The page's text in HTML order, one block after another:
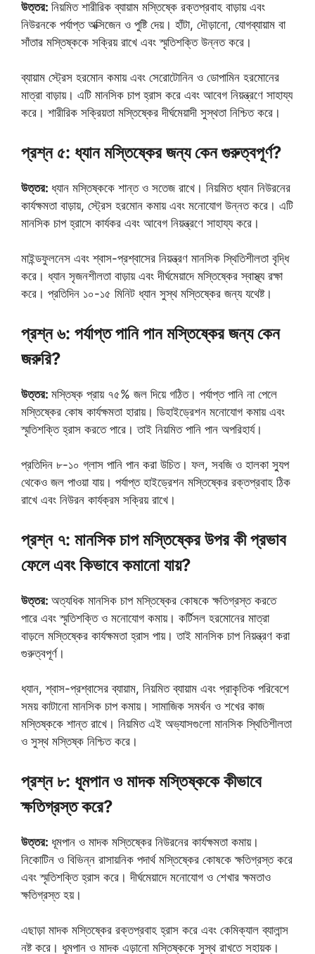
উত্তর: নিয়মিত শারীরিক ব্যায়াম মস্তিষ্কে রক্তপ্রবাহ বাড়ায় এবং
নিউরনকে পর্যাপ্ত অক্সিজেন ও পুষ্টি দেয়। হাঁটা, দৌড়ানো, যোগব্যায়াম বা
সাঁতার মস্তিষ্ককে সক্রিয় রাখে এবং স্মৃতিশক্তি উন্নত করে।
ব্যায়াম স্ট্রেস হরমোন কমায় এবং সেরোটোনিন ও ডোপামিন হরমোনের
মাত্রা বাড়ায়। এটি মানসিক চাপ হ্রাস করে এবং আবেগ নিয়ন্ত্রণে সাহায্য
করে। শারীরিক সক্রিয়তা মস্তিষ্কের দীর্ঘমেয়াদী সুস্থতা নিশ্চিত করে।
প্রশ্ন ৫: ধ্যান মস্তিষ্কের জন্য কেন গুরুত্বপূর্ণ?
উত্তর: ধ্যান মস্তিষ্ককে শান্ত ও সতেজ রাখে। নিয়মিত ধ্যান নিউরনের
কার্যক্ষমতা বাড়ায়, স্ট্রেস হরমোন কমায় এবং মনোযোগ উন্নত করে। এটি
মানসিক চাপ হ্রাসে কার্যকর এবং আবেগ নিয়ন্ত্রণে সাহায্য করে।
মাইন্ডফুলনেস এবং শ্বাস-প্রশ্বাসের নিয়ন্ত্রণ মানসিক স্থিতিশীলতা বৃদ্ধি
করে। ধ্যান সৃজনশীলতা বাড়ায় এবং দীর্ঘমেয়াদে মস্তিষ্কের স্বাস্থ্য রক্ষা
করে। প্রতিদিন ১০-১৫ মিনিট ধ্যান সুস্থ মস্তিষ্কের জন্য যথেষ্ট।
প্রশ্ন ৬: পর্যাপ্ত পানি পান মস্তিষ্কের জন্য কেন
জরুরি?
উত্তর: মস্তিষ্ক প্রায় ৭৫% জল দিয়ে গঠিত। পর্যাপ্ত পানি না পেলে
মস্তিষ্কের কোষ কার্যক্ষমতা হারায়। ডিহাইড্রেশন মনোযোগ কমায় এবং
স্মৃতিশক্তি হ্রাস করতে পারে। তাই নিয়মিত পানি পান অপরিহার্য।
প্রতিদিন ৮-১০ গ্লাস পানি পান করা উচিত। ফল, সবজি ও হালকা স্যুপ
থেকেও জল পাওয়া যায়। পর্যাপ্ত হাইড্রেশন মস্তিষ্কের রক্তপ্রবাহ ঠিক
রাখে এবং নিউরন কার্যক্রম সক্রিয় রাখে।
প্রশ্ন ৭: মানসিক চাপ মস্তিষ্কের উপর কী প্রভাব
ফেলে এবং কিভাবে কমানো যায়?
উত্তর: অত্যধিক মানসিক চাপ মস্তিষ্কের কোষকে ক্ষতিগ্রস্ত করতে
পারে এবং স্মৃতিশক্তি ও মনোযোগ কমায়। কর্টিসল হরমোনের মাত্রা
বাড়লে মস্তিষ্কের কার্যক্ষমতা হ্রাস পায়। তাই মানসিক চাপ নিয়ন্ত্রণ করা
গুরুত্বপূর্ণ।
ধ্যান, শ্বাস-প্রশ্বাসের ব্যায়াম, নিয়মিত ব্যায়াম এবং প্রাকৃতিক পরিবেশে
সময় কাটানো মানসিক চাপ কমায়। সামাজিক সমর্থন ও শখের কাজ
মস্তিষ্ককে শান্ত রাখে। নিয়মিত এই অভ্যাসগুলো মানসিক স্থিতিশীলতা
ও সুস্থ মস্তিষ্ক নিশ্চিত করে।
প্রশ্ন ৮: ধূমপান ও মাদক মস্তিষ্ককে কীভাবে
ক্ষতিগ্রস্ত করে?
উত্তর: ধূমপান ও মাদক মস্তিষ্কের নিউরনের কার্যক্ষমতা কমায়।
নিকোটিন ও বিভিন্ন রাসায়নিক পদার্থ মস্তিষ্কের কোষকে ক্ষতিগ্রস্ত করে
এবং স্মৃতিশক্তি হ্রাস করে। দীর্ঘমেয়াদে মনোযোগ ও শেখার ক্ষমতাও
ক্ষতিগ্রস্ত হয়।
এছাড়া মাদক মস্তিষ্কের রক্তপ্রবাহ হ্রাস করে এবং কেমিক্যাল ব্যালান্স
নষ্ট করে। ধূমপান ও মাদক এড়ানো মস্তিষ্ককে সুস্থ রাখতে সহায়ক।